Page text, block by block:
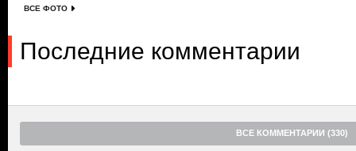
ВСЕ ФОТО
Последние комментарии
ВСЕ КОММЕНТАРИИ (330)